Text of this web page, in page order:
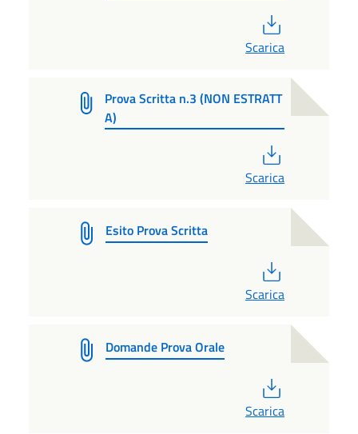
Scarica
Prova Scritta n.3 (NON ESTRATT
A)
Scarica
Esito Prova Scritta
Scarica
Domande Prova Orale
Scarica